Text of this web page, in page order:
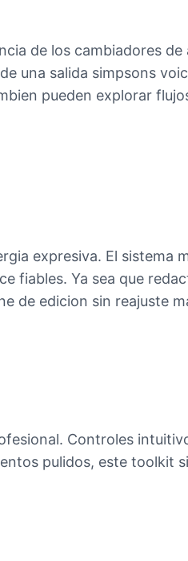
de los cambiadores de
una salida simpsons
pueden explorar
expresiva. El sistema
fiables. Ya sea que
de edicion sin reajuste
Controles
pulidos, este toolkit